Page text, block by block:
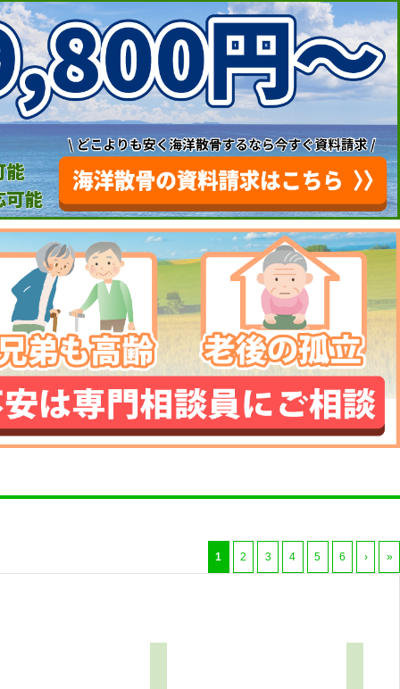
1 2 3 4 5 6 › »